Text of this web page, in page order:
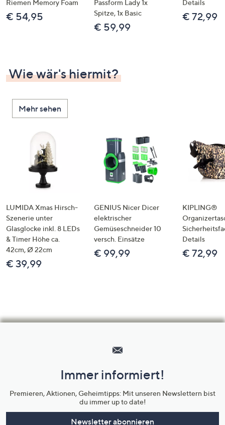
Riemen Memory Foam
€ 54,95
Passform Lady 1x
Spitze, 1x Basic
€ 59,99
Details
€ 72,99
Wie wär's hiermit?
Mehr sehen
LUMIDA Xmas Hirsch-
Szenerie unter
Glasglocke inkl. 8 LEDs
& Timer Höhe ca.
42cm, Ø 22cm
€ 39,99
GENIUS Nicer Dicer
elektrischer
Gemüseschneider 10
versch. Einsätze
€ 99,99
KIPLING®
Details
€ 72,99
Unternehmensinformationen
Immer informiert!
Premieren, Aktionen, Geheimtipps: Mit unseren Newslettern bist
du immer up to date!
Newsletter abonnieren